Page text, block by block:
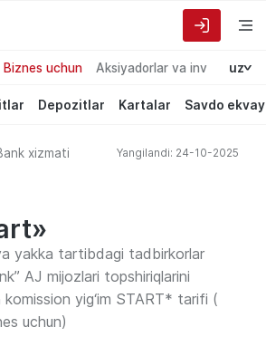
Biznes uchun Aksiyadorlar va investorlarga
uz
Depozitlar Kartalar Savdo
xizmati Yangilandi: 24-10-2025
yakka tartibdagi tadbirkorlar
AJ mijozlari topshiriqlarini
komission yig‘im START* tarifi (
uchun)